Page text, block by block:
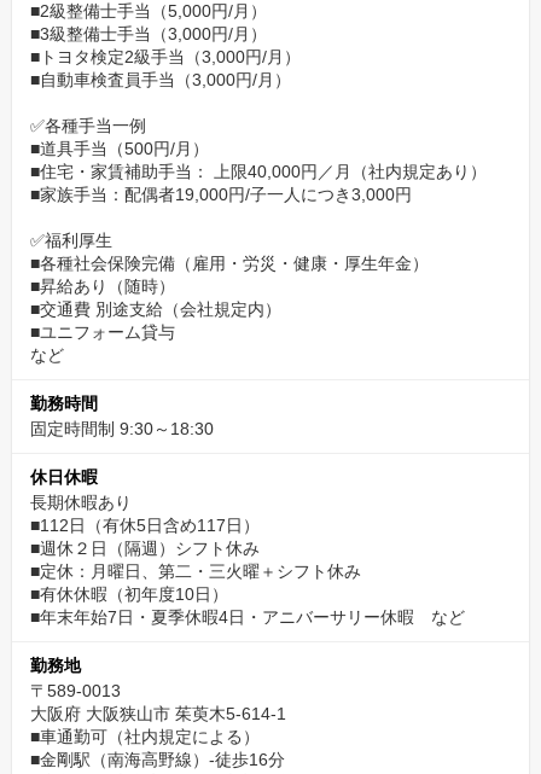
■2級整備士手当（5,000円/月）
■3級整備士手当（3,000円/月）
■トヨタ検定2級手当（3,000円/月）
■自動車検査員手当（3,000円/月）
✅各種手当一例
■道具手当（500円/月）
■住宅・家賃補助手当： 上限40,000円／月（社内規定あり）
■家族手当：配偶者19,000円/子一人につき3,000円
✅福利厚生
■各種社会保険完備（雇用・労災・健康・厚生年金）
■昇給あり（随時）
■交通費 別途支給（会社規定内）
■ユニフォーム貸与
など
勤務時間
固定時間制 9:30～18:30
休日休暇
長期休暇あり
■112日（有休5日含め117日）
■週休２日（隔週）シフト休み
■定休：月曜日、第二・三火曜＋シフト休み
■有休休暇（初年度10日）
■年末年始7日・夏季休暇4日・アニバーサリー休暇 など
勤務地
〒589-0013
大阪府 大阪狭山市 茱萸木5-614-1
■車通勤可（社内規定による）
■金剛駅（南海高野線）-徒歩16分